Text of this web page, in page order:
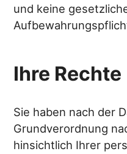
und keine
Ihre Rechte
Sie haben nach der
Grundverordnung
hinsichtlich Ihrer